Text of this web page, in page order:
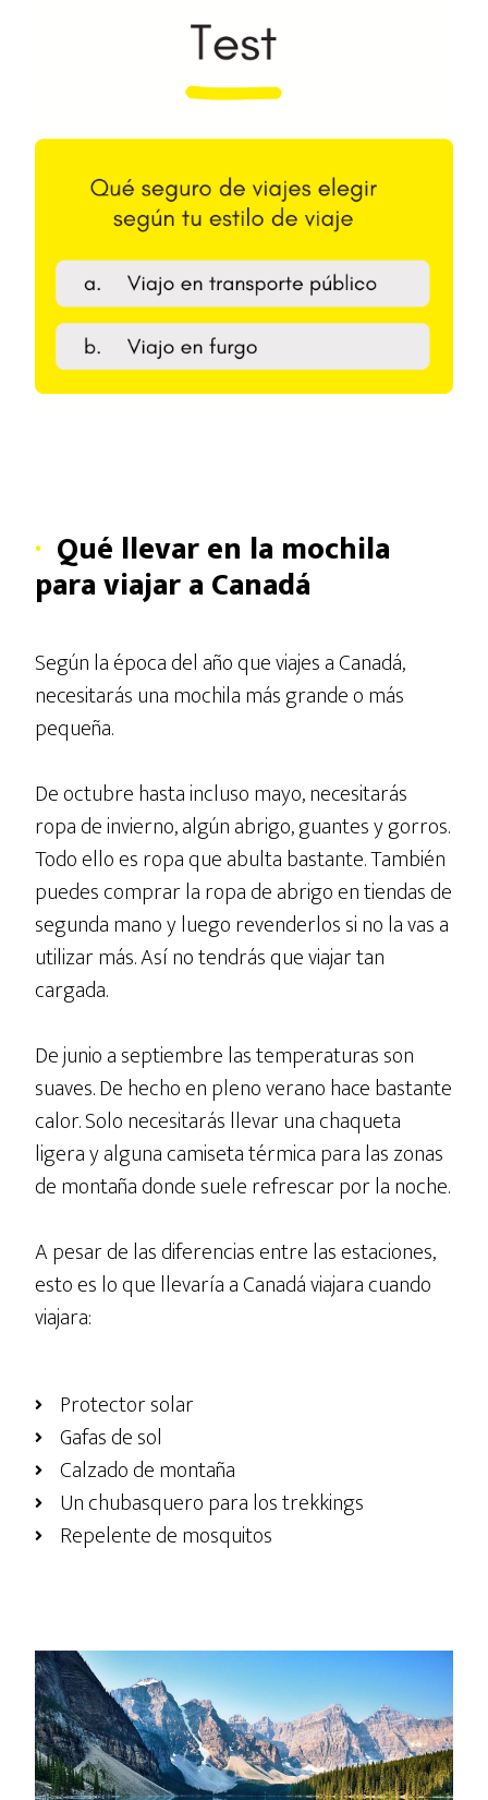
· Qué llevar en la mochila
para viajar a Canadá
Según la época del año que viajes a Canadá,
necesitarás una mochila más grande o más
pequeña.
De octubre hasta incluso mayo, necesitarás
ropa de invierno, algún abrigo, guantes y gorros.
Todo ello es ropa que abulta bastante. También
puedes comprar la ropa de abrigo en tiendas de
segunda mano y luego revenderlos si no la vas a
utilizar más. Así no tendrás que viajar tan
cargada.
De junio a septiembre las temperaturas son
suaves. De hecho en pleno verano hace bastante
calor. Solo necesitarás llevar una chaqueta
ligera y alguna camiseta térmica para las zonas
de montaña donde suele refrescar por la noche.
A pesar de las diferencias entre las estaciones,
esto es lo que llevaría a Canadá viajara cuando
viajara:
Protector solar
Gafas de sol
Calzado de montaña
Un chubasquero para los trekkings
Repelente de mosquitos